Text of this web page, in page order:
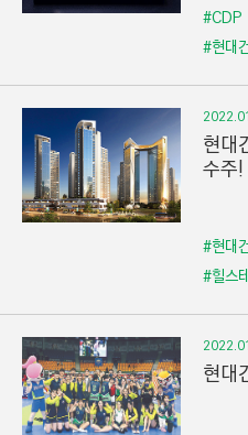
#CDP
#현대
현대
수주!
#현대
#힐스
현대